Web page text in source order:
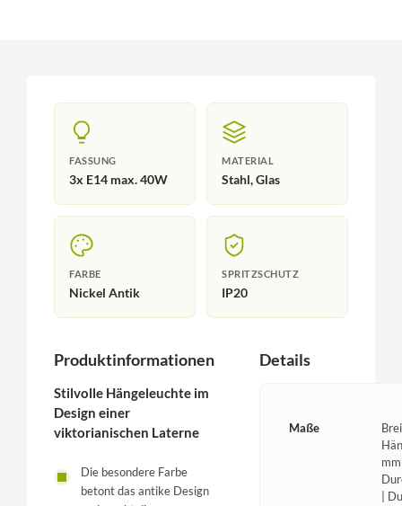
FASSUNG
3x E14 max. 40W
MATERIAL
Stahl, Glas
FARBE
Nickel Antik
SPRITZSCHUTZ
IP20
Produktinformationen
Stilvolle Hängeleuchte im
Design einer
viktorianischen Laterne
Die besondere Farbe
betont das antike Design
Details
Maße
|